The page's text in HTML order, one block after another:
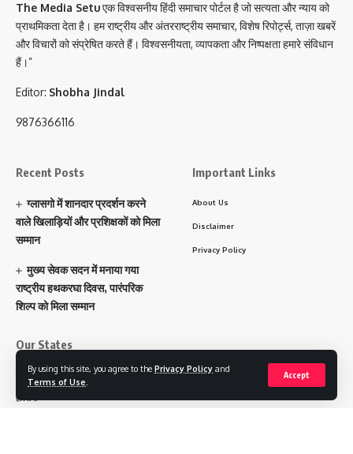
By using this site, you agree to the Privacy Policy and
Terms of Use
Accept
The Media Setuएक विश्वसनीय हिंदी समाचार पोर्टल है जो सत्यता और न्याय को
प्राथमिकता देता है। हम राष्ट्रीय और अंतरराष्ट्रीय समाचार, विशेष रिपोर्ट्स, ताज़ा खबरें
और विचारों को संप्रेषित करते हैं। विश्वसनीयता, व्यापकता और निष्पक्षता हमारे संविधान
हैं।”
Editor: Shobha Jindal
9876366116
Recent Posts
ग्लासगो में शानदार प्रदर्शन करने
वाले खिलाड़ियों और प्रशिक्षकों को मिला
सम्मान
मुख्य सेवक सदन में मनाया गया
राष्ट्रीय हथकरघा दिवस, पारंपरिक
शिल्प को मिला सम्मान
Important Links
About Us
Disclaimer
Privacy Policy
Our States
पंजाब
हरियाणा